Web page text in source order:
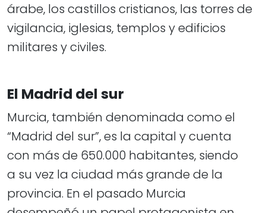
árabe, los castillos cristianos, las torres de
vigilancia, iglesias, templos y edificios
militares y civiles.
El Madrid del sur
Murcia, también denominada como el
“Madrid del sur”, es la capital y cuenta
con más de 650.000 habitantes, siendo
a su vez la ciudad más grande de la
provincia. En el pasado Murcia